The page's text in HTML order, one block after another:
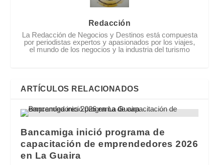
Redacción
La Redacción de Negocios y Destinos está compuesta
por periodistas expertos y apasionados por los viajes,
el mundo de los negocios y la industria del turismo
ARTÍCULOS RELACIONADOS
Bancamiga inició programa de
capacitación de emprendedores 2026
en La Guaira